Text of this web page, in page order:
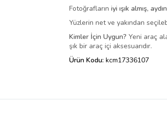
Fotoğrafların iyi ışık almış,
Yüzlerin net ve yakından
Kimler İçin Uygun? Yeni araç
şık bir araç içi aksesuarıdır.
Ürün Kodu: kcm17336107